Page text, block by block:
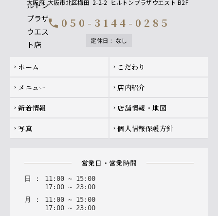
大阪府 大阪市北区梅田 2-2-2 ヒルトンプラザウエスト B2F
call 050-3144-0285
定休日 : なし
Footer navigation
chevron_right ホーム chevron_right こだわり
chevron_right メニュー chevron_right 店内紹介
chevron_right 新着情報 chevron_right 店舗情報・地図
chevron_right 写真 chevron_right 個人情報保護方針
営業日・営業時間
日 : 11 : 00 ~ 15: 00
17: 00 ~ 23: 00
月
: 11: 00 ~ 15: 00
17: 00 ~ 23: 00